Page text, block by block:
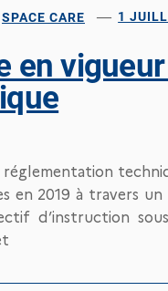
SPACE CARE 1
en
réglementation
en 2019 à travers
d’instruction